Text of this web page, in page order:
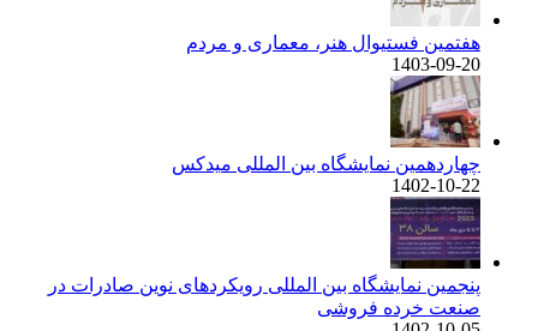
هفتمین فستیوال هنر، معماری و مردم
1403-09-20
چهاردهمین نمایشگاه بین المللی میدکس
1402-10-22
پنجمین نمایشگاه بین المللی رویکردهای نوین صادرات در
صنعت خرده فروشی